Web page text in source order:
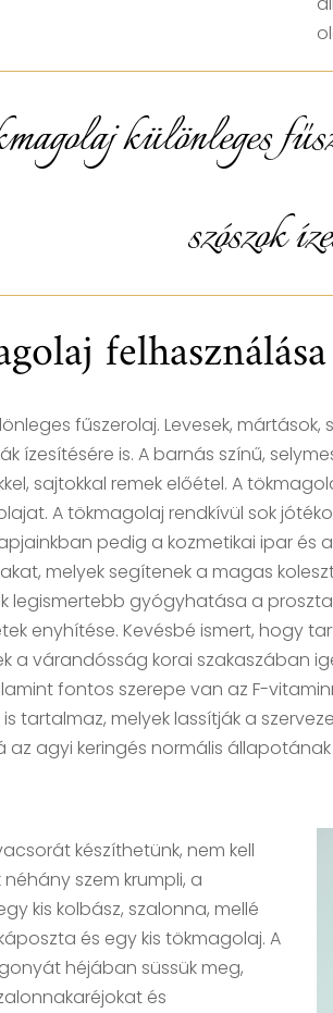
különleges
szószok
fűszerolaj. Levesek,
ízesítésére is. A barnás színű,
sajtokkal remek előétel. A
A tökmagolaj rendkívül sok
pedig a kozmetikai ipar és
melyek segítenek a magas
legismertebb gyógyhatása a
enyhítése. Kevésbé ismert, hogy
a várandósság korai szakaszában
fontos szerepe van az F-
tartalmaz, melyek lassítják a
agyi keringés normális
készíthetünk, nem kell
szem krumpli, a
kis kolbász, szalonna, mellé
és egy kis tökmagolaj. A
héjában süssük meg,
és